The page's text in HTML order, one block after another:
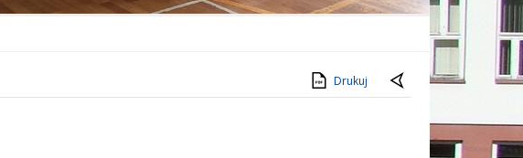
Drukuj